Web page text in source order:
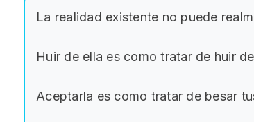
La realidad existente no puede
Huir de ella es como tratar de huir
Aceptarla es como tratar de besar